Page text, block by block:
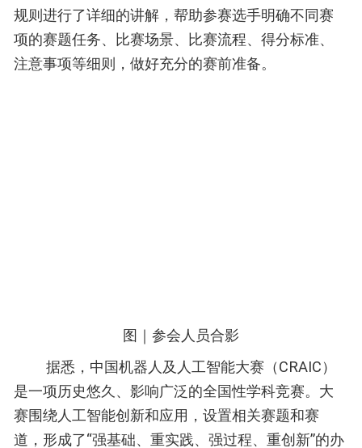
规则进行了详细的讲解，帮助参赛选手明确不同赛
项的赛题任务、比赛场景、比赛流程、得分标准、
注意事项等细则，做好充分的赛前准备。
图｜ 参会人员合影
据悉，中国机器人及人工智能大赛（CRAIC）
是一项历史悠久、影响广泛的全国性学科竞赛。大
赛围绕人工智能创新和应用，设置相关赛题和赛
道，形成了“强基础、重实践、强过程、重创新”的办